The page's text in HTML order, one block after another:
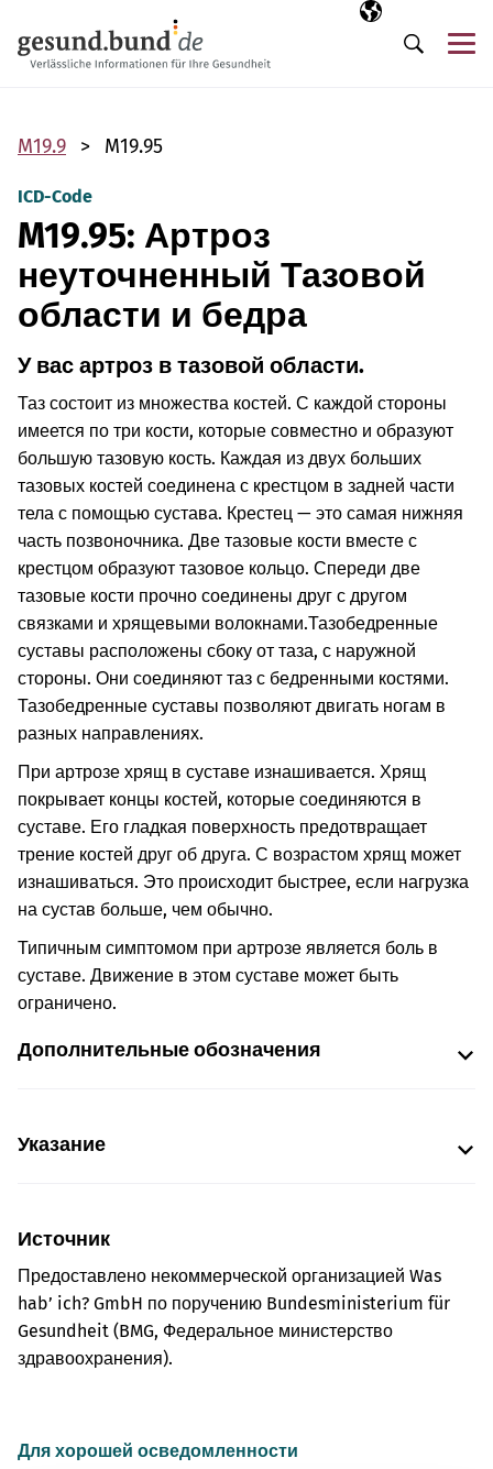
Выбранный
RU
Поиск
M19.9 M19.95
ICD-Code
M19.95: Артроз
неуточненный Тазовой
области и бедра
У вас артроз в тазовой области.
Таз состоит из множества костей. С каждой стороны
имеется по три кости, которые совместно и образуют
большую тазовую кость. Каждая из двух больших
тазовых костей соединена с крестцом в задней части
тела с помощью сустава. Крестец — это самая нижняя
часть позвоночника. Две тазовые кости вместе с
крестцом образуют тазовое кольцо. Спереди две
тазовые кости прочно соединены друг с другом
связками и хрящевыми волокнами.Тазобедренные
суставы расположены сбоку от таза, с наружной
стороны. Они соединяют таз с бедренными костями.
Тазобедренные суставы позволяют двигать ногам в
разных направлениях.
При артрозе хрящ в суставе изнашивается. Хрящ
покрывает концы костей, которые соединяются в
суставе. Его гладкая поверхность предотвращает
трение костей друг об друга. С возрастом хрящ может
изнашиваться. Это происходит быстрее, если нагрузка
на сустав больше, чем обычно.
Типичным симптомом при артрозе является боль в
суставе. Движение в этом суставе может быть
ограничено.
Дополнительные обозначения
Указание
Источник
Предоставлено некоммерческой организацией Was
hab’ ich? GmbH по поручению Bundesministerium für
Gesundheit (BMG, Федеральное министерство
здравоохранения).
Для хорошей осведомленности